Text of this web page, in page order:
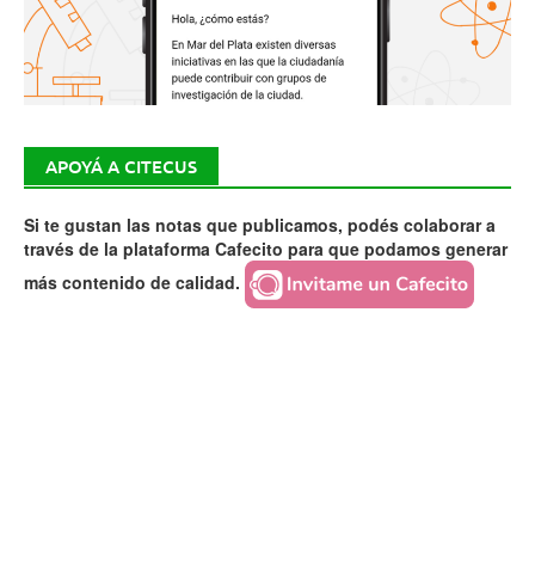
APOYÁ A CITECUS
Si te gustan las notas que publicamos, podés colaborar a
través de la plataforma Cafecito para que podamos generar
más contenido de calidad.